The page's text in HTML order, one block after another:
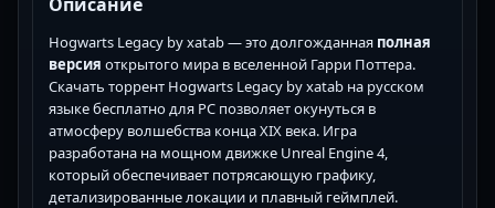
Hogwarts Legacy by xatab — это долгожданная полная
версия открытого мира в вселенной Гарри Поттера.
Скачать торрент Hogwarts Legacy by xatab на русском
языке бесплатно для PC позволяет окунуться в
атмосферу волшебства конца XIX века. Игра
разработана на мощном движке Unreal Engine 4,
который обеспечивает потрясающую графику,
детализированные локации и плавный геймплей.